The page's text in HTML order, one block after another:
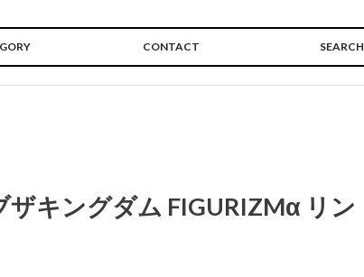
CONTACT SEARCH
キングダム FIGURIZMα リン